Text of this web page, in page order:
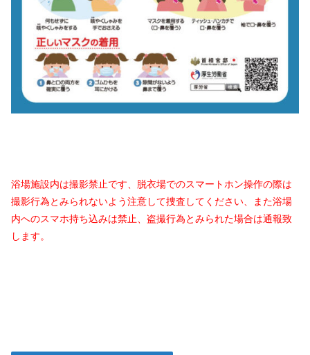
浴場施設内は撮影禁止です、脱衣場でのスマートホン操作の際は
撮影行為とみられないよう注意して捜査してください、また浴場
内へのスマホ持ち込みは禁止、盗撮行為とみられた場合は通報致
します。